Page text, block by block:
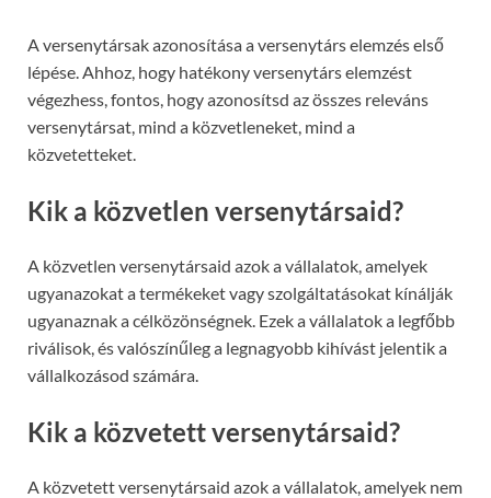
A versenytársak azonosítása a versenytárs elemzés első
lépése. Ahhoz, hogy hatékony versenytárs elemzést
végezhess, fontos, hogy azonosítsd az összes releváns
versenytársat, mind a közvetleneket, mind a
közvetetteket.
Kik a közvetlen versenytársaid?
A közvetlen versenytársaid azok a vállalatok, amelyek
ugyanazokat a termékeket vagy szolgáltatásokat kínálják
ugyanaznak a célközönségnek. Ezek a vállalatok a legfőbb
riválisok, és valószínűleg a legnagyobb kihívást jelentik a
vállalkozásod számára.
Kik a közvetett versenytársaid?
A közvetett versenytársaid azok a vállalatok, amelyek nem